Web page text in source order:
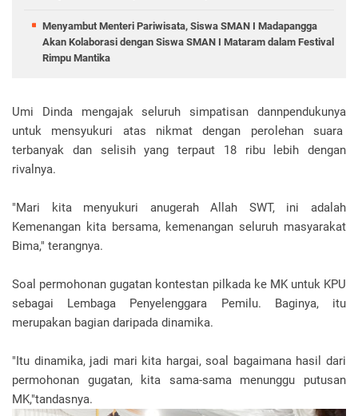
Menyambut Menteri Pariwisata, Siswa SMAN I Madapangga
Akan Kolaborasi dengan Siswa SMAN I Mataram dalam Festival
Rimpu Mantika
Umi Dinda mengajak seluruh simpatisan dannpendukunya
untuk mensyukuri atas nikmat dengan perolehan suara
terbanyak dan selisih yang terpaut 18 ribu lebih dengan
rivalnya.
"Mari kita menyukuri anugerah Allah SWT, ini adalah
Kemenangan kita bersama, kemenangan seluruh masyarakat
Bima," terangnya.
Soal permohonan gugatan kontestan pilkada ke MK untuk KPU
sebagai Lembaga Penyelenggara Pemilu. Baginya, itu
merupakan bagian daripada dinamika.
"Itu dinamika, jadi mari kita hargai, soal bagaimana hasil dari
permohonan gugatan, kita sama-sama menunggu putusan
MK,"tandasnya.